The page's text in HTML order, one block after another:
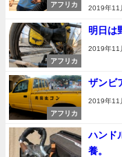
アフリカ 2019年11
アフリカ
明日は
2019年11
アフリカ
ザンビ
2019年11
ハンド
養。